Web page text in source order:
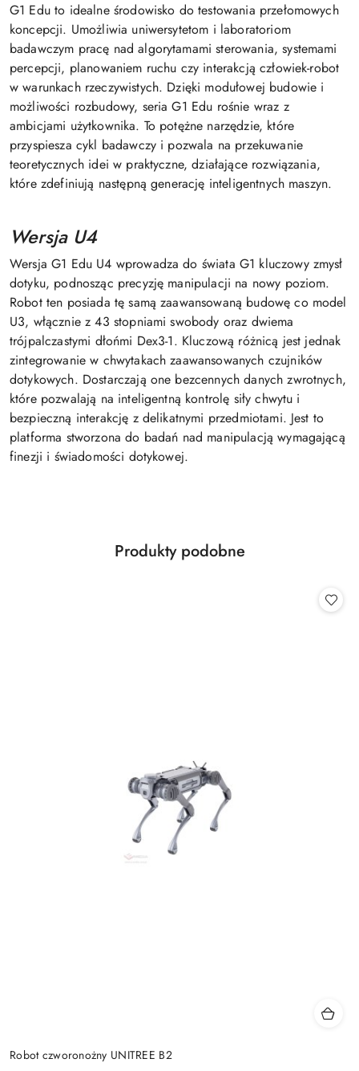
G1 Edu to idealne środowisko do testowania przełomowych
koncepcji. Umożliwia uniwersytetom i laboratoriom
badawczym pracę nad algorytamami sterowania, systemami
percepcji, planowaniem ruchu czy interakcją człowiek-robot
w warunkach rzeczywistych. Dzięki modułowej budowie i
możliwości rozbudowy, seria G1 Edu rośnie wraz z
ambicjami użytkownika. To potężne narzędzie, które
przyspiesza cykl badawczy i pozwala na przekuwanie
teoretycznych idei w praktyczne, działające rozwiązania,
które zdefiniują następną generację inteligentnych maszyn.
Wersja U4
Wersja G1 Edu U4 wprowadza do świata G1 kluczowy zmysł
dotyku, podnosząc precyzję manipulacji na nowy poziom.
Robot ten posiada tę samą zaawansowaną budowę co model
U3, włącznie z 43 stopniami swobody oraz dwiema
trójpalczastymi dłońmi Dex3-1. Kluczową różnicą jest jednak
zintegrowanie w chwytakach zaawansowanych czujników
dotykowych. Dostarczają one bezcennych danych zwrotnych,
które pozwalają na inteligentną kontrolę siły chwytu i
bezpieczną interakcję z delikatnymi przedmiotami. Jest to
platforma stworzona do badań nad manipulacją wymagającą
finezji i świadomości dotykowej.
Pomiń karuzelę produktów
Produkty
Produkty podobne
Robot czworonożny UNITREE B2